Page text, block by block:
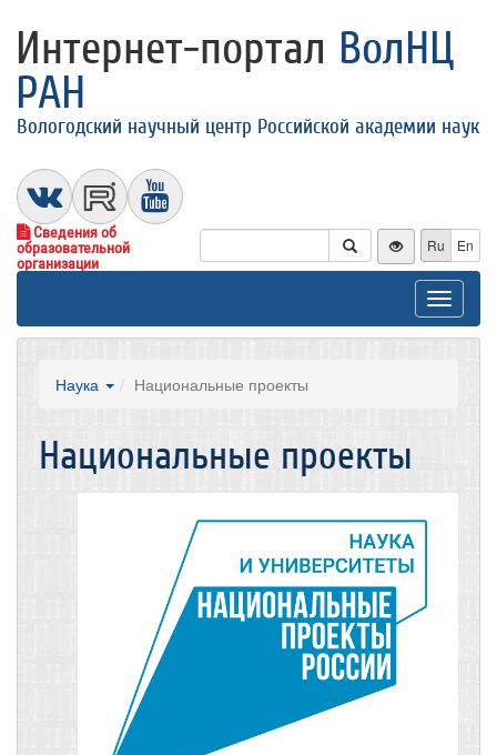
Интернет-портал ВолНЦ
РАН
Вологодский научный центр Российской академии наук
Сведения об
образовательной
организации
Ru En
Toggle
Наука Национальные проекты
Национальные проекты